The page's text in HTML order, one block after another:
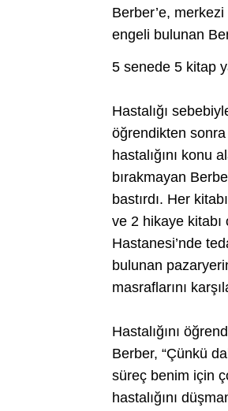
Berber’e,
engeli bulunan
5 senede 5 kitap
Hastalığı
öğrendikten sonra
hastalığını konu
bırakmayan
bastırdı. Her
ve 2 hikaye
Hastanesi’nde
bulunan
masraflarını
Hastalığını
Berber, “Çünkü
süreç benim için
hastalığını